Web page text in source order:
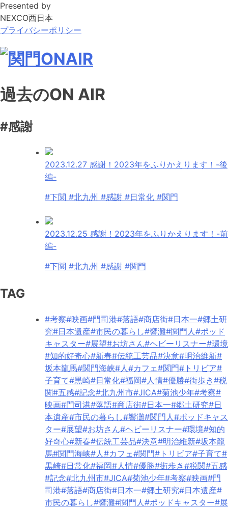
Presented by
NEXCO西日本
プライバシーポリシー
過去のON AIR
#感謝
2023.12.27 感謝！2023年をふりかえります！-後
編-
#下関 #北九州 #感謝 #日常化 #関門
2023.12.25 感謝！2023年をふりかえります！-前
編-
#下関 #北九州 #感謝 #関門
TAG
#考察#映画#門司港#落語#商店街#日本一#郷土研
究#日本遺産#市民の暮らし#響灘#関門人#ポッド
キャスター#展望#お坊さん#ヘビーリスナー#環境
#知的好奇心#新春#伝統工芸品#決意#明治維新#
坂本龍馬#関門海峡#人#カフェ#関門#トリビア#
子育て#黒崎#日常化#福岡#人情#優勝#街歩き#税
関#五感#記念#北九州市#JICA#菊池少年#考察#
映画#門司港#落語#商店街#日本一#郷土研究#日
本遺産#市民の暮らし#響灘#関門人#ポッドキャス
ター#展望#お坊さん#ヘビーリスナー#環境#知的
好奇心#新春#伝統工芸品#決意#明治維新#坂本龍
馬#関門海峡#人#カフェ#関門#トリビア#子育て#
黒崎#日常化#福岡#人情#優勝#街歩き#税関#五感
#記念#北九州市#JICA#菊池少年#考察#映画#門
司港#落語#商店街#日本一#郷土研究#日本遺産#
市民の暮らし#響灘#関門人#ポッドキャスター#展